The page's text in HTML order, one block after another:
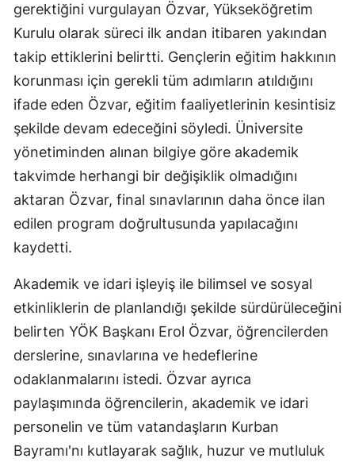
gerektiğini vurgulayan Özvar, Yükseköğretim
Kurulu olarak süreci ilk andan itibaren yakından
takip ettiklerini belirtti. Gençlerin eğitim hakkının
korunması için gerekli tüm adımların atıldığını
ifade eden Özvar, eğitim faaliyetlerinin kesintisiz
şekilde devam edeceğini söyledi. Üniversite
yönetiminden alınan bilgiye göre akademik
takvimde herhangi bir değişiklik olmadığını
aktaran Özvar, final sınavlarının daha önce ilan
edilen program doğrultusunda yapılacağını
kaydetti.
Akademik ve idari işleyiş ile bilimsel ve sosyal
etkinliklerin de planlandığı şekilde sürdürüleceğini
belirten YÖK Başkanı Erol Özvar, öğrencilerden
derslerine, sınavlarına ve hedeflerine
odaklanmalarını istedi. Özvar ayrıca
paylaşımında öğrencilerin, akademik ve idari
personelin ve tüm vatandaşların Kurban
Bayramı'nı kutlayarak sağlık, huzur ve mutluluk